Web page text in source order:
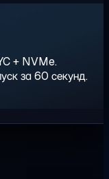
+ NVMe.
за 60 секунд.